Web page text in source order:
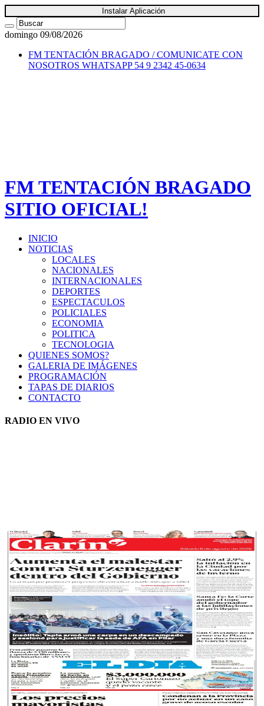
Instalar Aplicación
domingo 09/08/2026
FM TENTACIÓN BRAGADO / COMUNICATE CON
NOSOTROS WHATSAPP 54 9 2342 45-0634
FM TENTACIÓN BRAGADO
SITIO OFICIAL!
INICIO
NOTICIAS
LOCALES
NACIONALES
INTERNACIONALES
DEPORTES
ESPECTACULOS
POLICIALES
ECONOMIA
POLITICA
TECNOLOGIA
QUIENES SOMOS?
GALERIA DE IMÁGENES
PROGRAMACIÓN
TAPAS DE DIARIOS
CONTACTO
RADIO EN VIVO